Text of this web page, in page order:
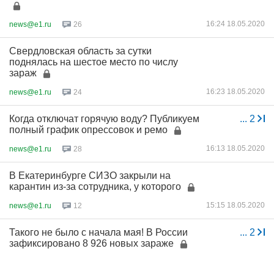
news@e1.ru 26 16:24 18.05.2020
Свердловская область за сутки
поднялась на шестое место по числу
зараж
news@e1.ru 24 16:23 18.05.2020
... 2
Когда отключат горячую воду? Публикуем
полный график опрессовок и ремо
news@e1.ru 28 16:13 18.05.2020
В Екатеринбурге СИЗО закрыли на
карантин из-за сотрудника, у которого
news@e1.ru 12 15:15 18.05.2020
... 2
Такого не было с начала мая! В России
зафиксировано 8 926 новых зараже